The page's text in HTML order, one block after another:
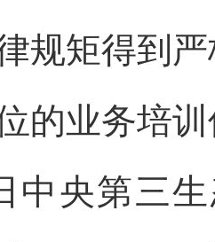
规矩得到
的业务培
中央第三